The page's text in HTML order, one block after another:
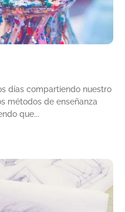
días compartiendo nuestro
métodos de enseñanza
que